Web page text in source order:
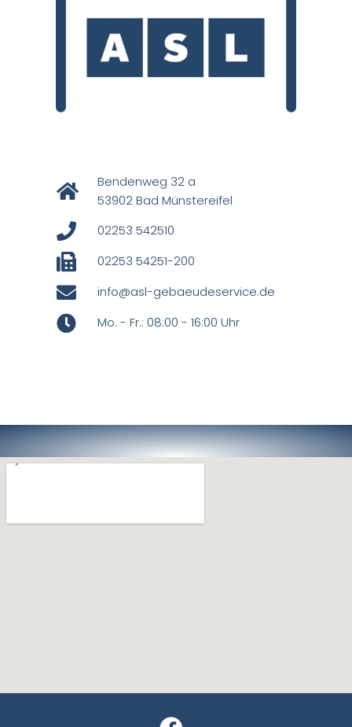
Bendenweg 32 a
53902 Bad Münstereifel
02253 542510
02253 54251-200
info@asl-gebaeudeservice.de
Mo. - Fr.: 08:00 - 16:00 Uhr